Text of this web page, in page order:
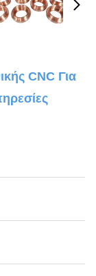
CNC Για